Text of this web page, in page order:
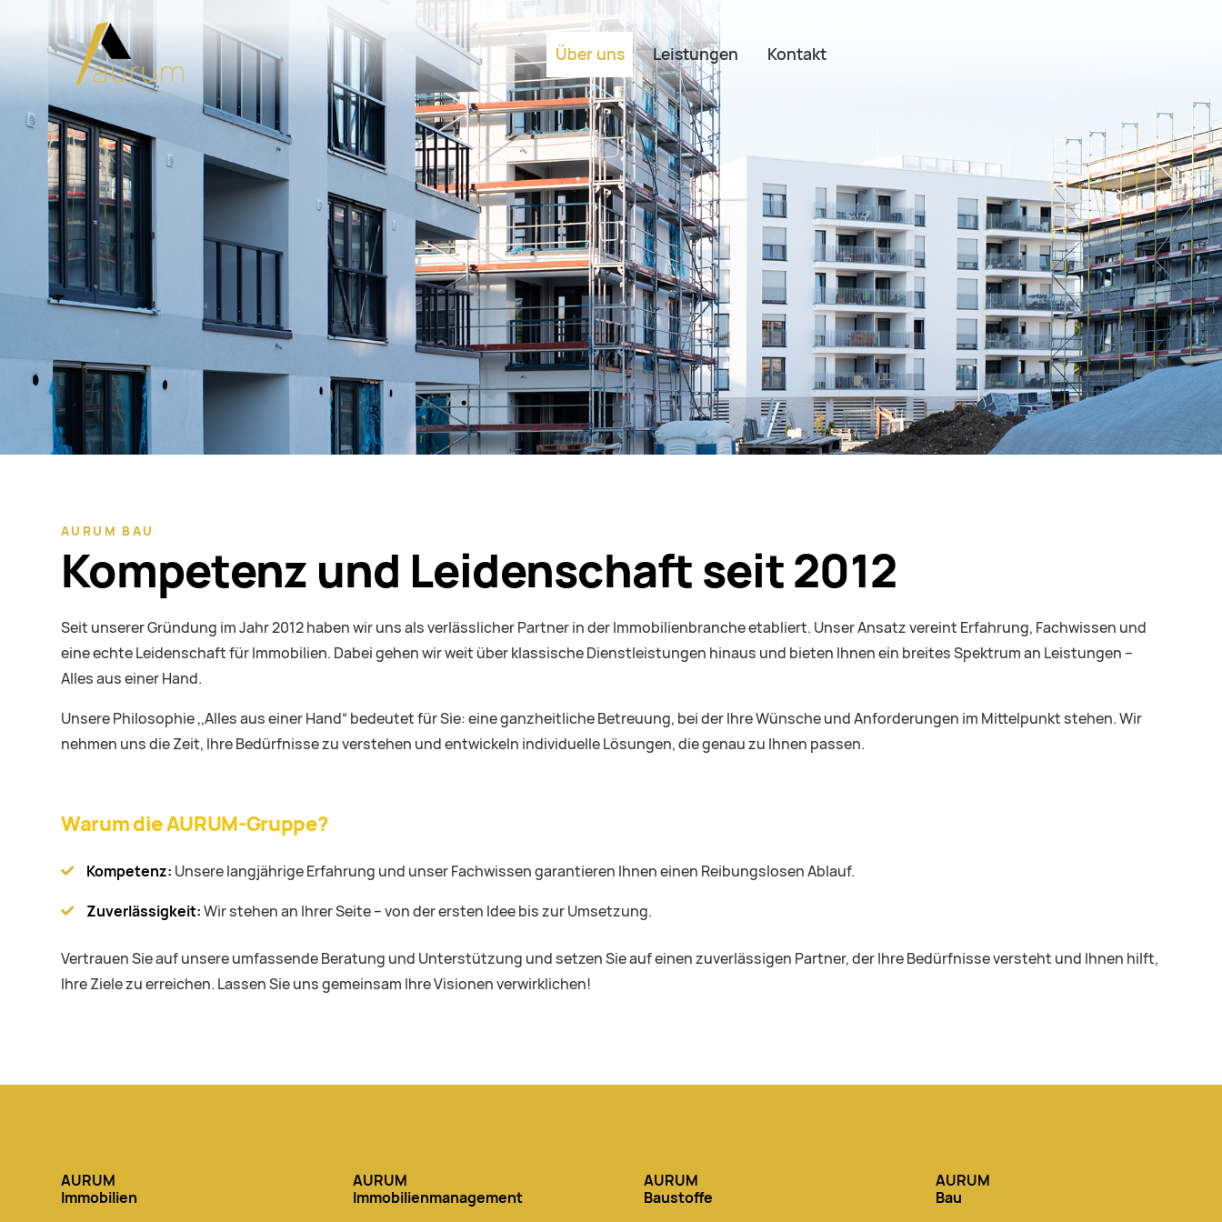
Navigation überspringen
Über uns Leistungen Kontakt
AURUM BAU
Kompetenz und Leidenschaft seit 2012
Seit unserer Gründung im Jahr 2012 haben wir uns als verlässlicher Partner in der Immobilienbranche etabliert. Unser Ansatz vereint Erfahrung, Fachwissen und
eine echte Leidenschaft für Immobilien. Dabei gehen wir weit über klassische Dienstleistungen hinaus und bieten Ihnen ein breites Spektrum an Leistungen –
Alles aus einer Hand.
Unsere Philosophie ,,Alles aus einer Hand“ bedeutet für Sie: eine ganzheitliche Betreuung, bei der Ihre Wünsche und Anforderungen im Mittelpunkt stehen. Wir
nehmen uns die Zeit, Ihre Bedürfnisse zu verstehen und entwickeln individuelle Lösungen, die genau zu Ihnen passen.
Warum die AURUM-Gruppe?
Kompetenz: Unsere langjährige Erfahrung und unser Fachwissen garantieren Ihnen einen Reibungslosen Ablauf.
Zuverlässigkeit:Wir stehen an Ihrer Seite – von der ersten Idee bis zur Umsetzung.
Vertrauen Sie auf unsere umfassende Beratung und Unterstützung und setzen Sie auf einen zuverlässigen Partner, der Ihre Bedürfnisse versteht und Ihnen hilft,
Ihre Ziele zu erreichen. Lassen Sie uns gemeinsam Ihre Visionen verwirklichen!
AURUM
Immobilien
AURUM
Immobilienmanagement
AURUM
Baustoffe
AURUM
Bau